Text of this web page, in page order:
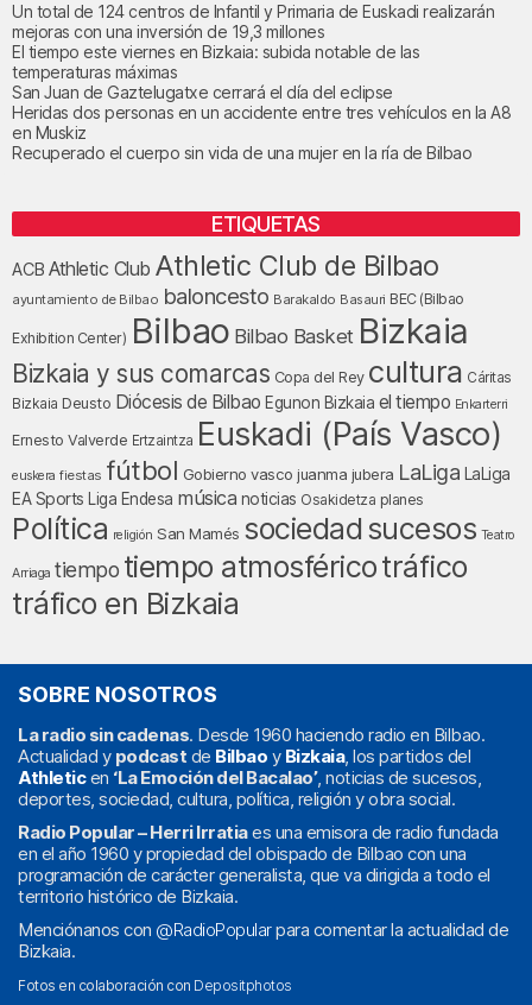
Un total de 124 centros de Infantil y Primaria de Euskadi realizarán
mejoras con una inversión de 19,3 millones
El tiempo este viernes en Bizkaia: subida notable de las
temperaturas máximas
San Juan de Gaztelugatxe cerrará el día del eclipse
Heridas dos personas en un accidente entre tres vehículos en la A8
en Muskiz
Recuperado el cuerpo sin vida de una mujer en la ría de Bilbao
ETIQUETAS
ACB Athletic Club Athletic Club de Bilbao
ayuntamiento de Bilbao baloncesto Barakaldo Basauri BEC (Bilbao
Exhibition Center) Bilbao Bilbao Basket Bizkaia
Bizkaia y sus comarcas Copa del Rey cultura Cáritas
Bizkaia Deusto Diócesis de Bilbao Egunon Bizkaia el tiempo Enkarterri
Ernesto Valverde Ertzaintza Euskadi (País Vasco)
euskera fiestas fútbol Gobierno vasco juanma jubera LaLiga LaLiga
EA Sports
Liga Endesa música noticias Osakidetza planes
Política religión San Mamés sociedad sucesos Teatro
Arriaga tiempo tiempo atmosféricotráfico
tráfico en Bizkaia
SOBRE NOSOTROS
La radio sin cadenas. Desde 1960 haciendo radio en Bilbao.
Actualidad y podcast de Bilbao y Bizkaia, los partidos del
Athleticen ‘La Emoción del Bacalao’, noticias de sucesos,
deportes, sociedad, cultura, política, religión y obra social.
Radio Popular – Herri Irratiaes una emisora de radio fundada
en el año 1960 y propiedad del obispado de Bilbao con una
programación de carácter generalista, que va dirigida a todo el
territorio histórico de Bizkaia.
Menciónanos con @RadioPopularpara comentar la actualidad de
Bizkaia.
Fotos en colaboración con Depositphotos